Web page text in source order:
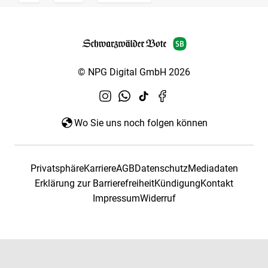
© NPG Digital GmbH 2026
Wo Sie uns noch folgen können
PrivatsphäreKarriereAGBDatenschutzMediadaten
Erklärung zur BarrierefreiheitKündigungKontakt
ImpressumWiderruf